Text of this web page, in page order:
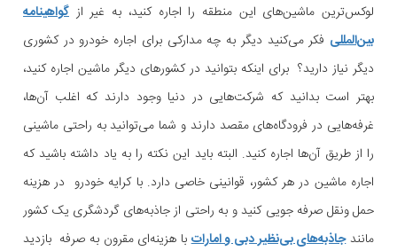
لوکس‌ترین ماشین‌های این منطقه را اجاره کنید، به غیر از گواهینامه
بین‌المللی فکر می‌کنید دیگر به چه مدارکی برای اجاره خودرو در کشوری
دیگر نیاز دارید؟ برای اینکه بتوانید در کشورهای دیگر ماشین اجاره کنید،
بهتر است بدانید که شرکت‌هایی در دنیا وجود دارند که اغلب آن‌ها،
غرفه‌هایی در فرودگاه‌های مقصد دارند و شما می‌توانید به راحتی ماشینی
را از طریق آن‌ها اجاره کنید. البته باید این نکته را به یاد داشته باشید که
اجاره ماشین در هر کشور، قوانینی خاصی دارد. با کرایه خودرو در هزینه
حمل ونقل صرفه جویی کنید و به راحتی از جاذبه‌های گردشگری یک کشور
مانندجاذبه‌های بی‌نظیر دبی و اماراتبا هزینه‌ای مقرون به صرفه بازدید